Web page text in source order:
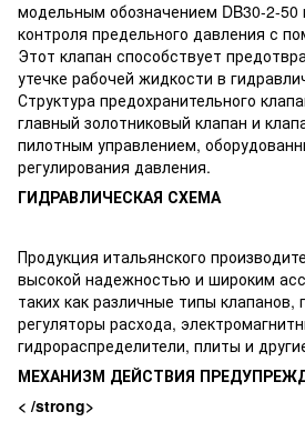
модельным обозначением DB30-2-50
контроля предельного давления с
Этот клапан способствует
утечке рабочей жидкости в
Структура предохранительного
главный золотниковый клапан и
пилотным управлением,
регулирования давления.
ГИДРАВЛИЧЕСКАЯ СХЕМА
Продукция итальянского
высокой надежностью и широким
таких как различные типы клапанов,
регуляторы расхода,
гидрораспределители, плиты и
МЕХАНИЗМ ДЕЙСТВИЯ
< /strong>